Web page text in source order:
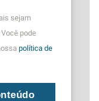
sejam
pode
política de